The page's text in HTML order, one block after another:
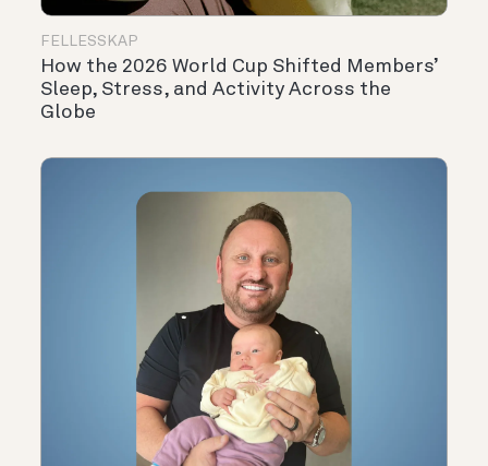
FELLESSKAP
How the 2026 World Cup Shifted Members’
Sleep, Stress, and Activity Across the
Globe